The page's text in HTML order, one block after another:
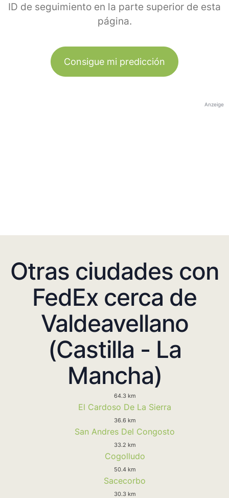
ID de seguimiento en la parte superior de esta
página.
Consigue mi predicción
Anzeige
Otras ciudades con
FedEx cerca de
Valdeavellano
(Castilla - La
Mancha)
64.3 km
El Cardoso De La Sierra
36.6 km
San Andres Del Congosto
33.2 km
Cogolludo
50.4 km
Sacecorbo
30.3 km